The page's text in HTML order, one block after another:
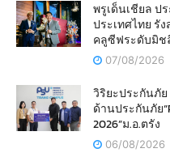
พรูเด็นเชียล ป
ประเทศไทย รั
คลูซีฟระดับมิช
07/08/2026
วิริยะประกันภั
ด้านประกันภัย
2026”ม.อ.ตรัง
06/08/2026